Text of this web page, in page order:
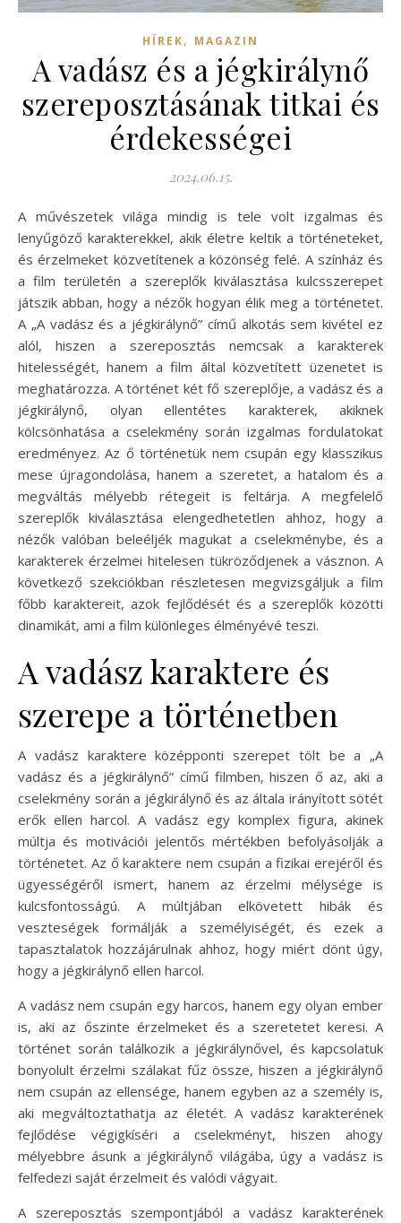
HÍREK, MAGAZIN
A vadász és a jégkirálynő
szereposztásának titkai és
érdekességei
2024.06.15.
A művészetek világa mindig is tele volt izgalmas és
lenyűgöző karakterekkel, akik életre keltik a történeteket,
és érzelmeket közvetítenek a közönség felé. A színház és
a film területén a szereplők kiválasztása kulcsszerepet
játszik abban, hogy a nézők hogyan élik meg a történetet.
A „A vadász és a jégkirálynő” című alkotás sem kivétel ez
alól, hiszen a szereposztás nemcsak a karakterek
hitelességét, hanem a film által közvetített üzenetet is
meghatározza. A történet két fő szereplője, a vadász és a
jégkirálynő, olyan ellentétes karakterek, akiknek
kölcsönhatása a cselekmény során izgalmas fordulatokat
eredményez. Az ő történetük nem csupán egy klasszikus
mese újragondolása, hanem a szeretet, a hatalom és a
megváltás mélyebb rétegeit is feltárja. A megfelelő
szereplők kiválasztása elengedhetetlen ahhoz, hogy a
nézők valóban beleéljék magukat a cselekménybe, és a
karakterek érzelmei hitelesen tükröződjenek a vásznon. A
következő szekciókban részletesen megvizsgáljuk a film
főbb karaktereit, azok fejlődését és a szereplők közötti
dinamikát, ami a film különleges élményévé teszi.
A vadász karaktere és
szerepe a történetben
A vadász karaktere középponti szerepet tölt be a „A
vadász és a jégkirálynő” című filmben, hiszen ő az, aki a
cselekmény során a jégkirálynő és az általa irányított sötét
erők ellen harcol. A vadász egy komplex figura, akinek
múltja és motivációi jelentős mértékben befolyásolják a
történetet. Az ő karaktere nem csupán a fizikai erejéről és
ügyességéről ismert, hanem az érzelmi mélysége is
kulcsfontosságú. A múltjában elkövetett hibák és
veszteségek formálják a személyiségét, és ezek a
tapasztalatok hozzájárulnak ahhoz, hogy miért dönt úgy,
hogy a jégkirálynő ellen harcol.
A vadász nem csupán egy harcos, hanem egy olyan ember
is, aki az őszinte érzelmeket és a szeretetet keresi. A
történet során találkozik a jégkirálynővel, és kapcsolatuk
bonyolult érzelmi szálakat fűz össze, hiszen a jégkirálynő
nem csupán az ellensége, hanem egyben az a személy is,
aki megváltoztathatja az életét. A vadász karakterének
fejlődése végigkíséri a cselekményt, hiszen ahogy
mélyebbre ásunk a jégkirálynő világába, úgy a vadász is
felfedezi saját érzelmeit és valódi vágyait.
A szereposztás szempontjából a vadász karakterének